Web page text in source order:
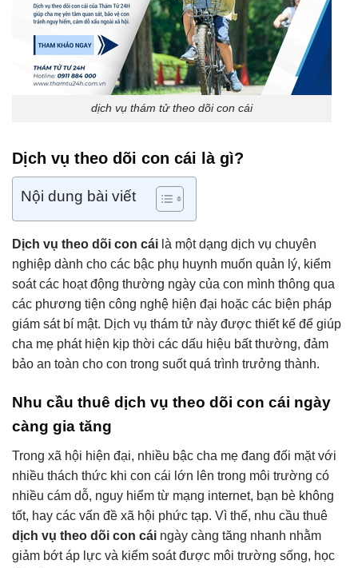
dịch vụ thám tử theo dõi con cái
Dịch vụ theo dõi con cái là gì?
Nội dung bài viết
Dịch vụ theo dõi con cái là một dạng dịch vụ chuyên
nghiệp dành cho các bậc phụ huynh muốn quản lý, kiểm
soát các hoạt động thường ngày của con mình thông qua
các phương tiện công nghệ hiện đại hoặc các biện pháp
giám sát bí mật. Dịch vụ thám tử này được thiết kế để giúp
cha mẹ phát hiện kịp thời các dấu hiệu bất thường, đảm
bảo an toàn cho con trong suốt quá trình trưởng thành.
Nhu cầu thuê dịch vụ theo dõi con cái ngày
càng gia tăng
Trong xã hội hiện đại, nhiều bậc cha mẹ đang đối mặt với
nhiều thách thức khi con cái lớn lên trong môi trường có
nhiều cám dỗ, nguy hiểm từ mạng internet, bạn bè không
tốt, hay các vấn đề xã hội phức tạp. Vì thế, nhu cầu thuê
dịch vụ theo dõi con cái ngày càng tăng nhanh nhằm
giảm bớt áp lực và kiểm soát được môi trường sống, học